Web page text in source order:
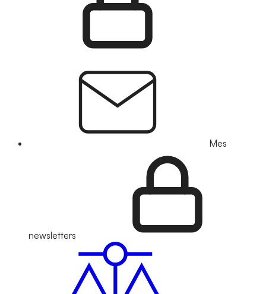
Mes
newsletters